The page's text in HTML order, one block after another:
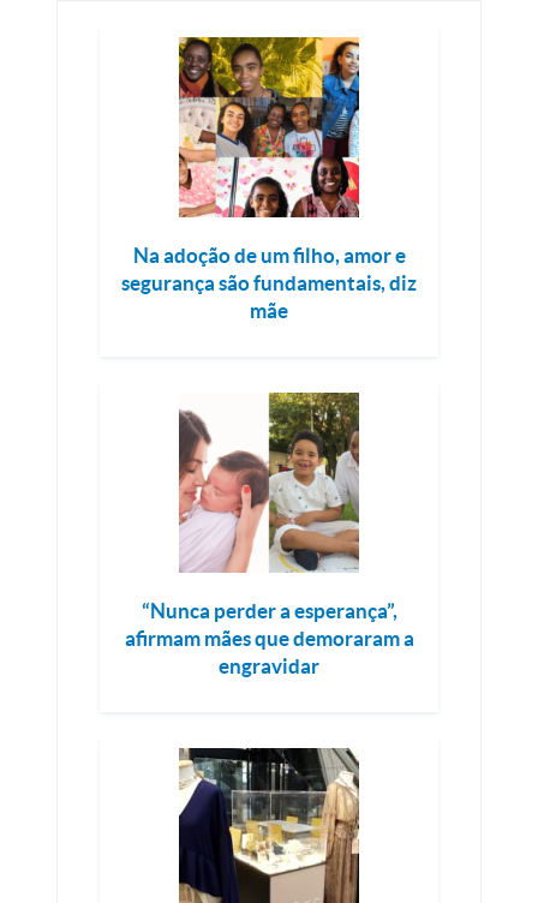
Na adoção de um filho, amor e
segurança são fundamentais, diz
mãe
“Nunca perder a esperança”,
afirmam mães que demoraram a
engravidar